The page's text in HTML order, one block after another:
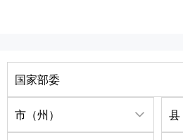
国家部委
市（州） 县